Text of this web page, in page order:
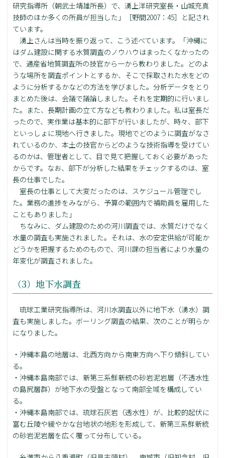
研究指導所（朝武士靖雄所長）で、湧上洋研究室長・山城充真
技師のほか多くの所員が担当した」［野間2007：45］と記され
ています。
湧上さんは当時を振り返って、こう述べています。「沖縄に
はダム建設に関する水質調査のノウハウはまったくなかったの
で、通産省地質調査所の技官から一から教わりました。どのよ
うな場所を調査ポイントとするか、そこで採取された水をどの
ように分析するかなどの方法を学びました。分析データをとり
まとめた後は、会議で議論しました。それを定期的に行いまし
た。また、長期計画の立て方なども教わりました。私は室長だ
ったので、実作業は基本的に部下が行いましたが、時々、部下
といっしょに現地へ行きました。現地でどのように調査がなさ
れているのか、本土の技官からどのような技術指導を受けてい
るのかは、管理者として、目で見て把握しておく必要があった
からです。なお、部下が分析した結果をチェックするのは、室
長の仕事でした。
室長の仕事として大変だったのは、スケジュール管理でし
た。業務の進捗をみながら、予算の範囲内で補助員を雇用した
こともありました」
ちなみに、ダム建設のための河川調査では、水質だけでなく
水量の調査も実施されました。それは、水の安定供給が可能か
どうかを把握するためのもので、河川課の担当者により水量の
年変化が調査されました。
（3）地下水調査
琉球工業研究指導所は、河川水調査以外に地下水（湧水）調
査も実施しました。ボーリング調査の結果、次のことが明らか
になりました。
・沖縄本島の地層は、北西方向から南東方向へ下り傾斜してい
る。
・沖縄本島南部では、新第三系鮮新統の砂岩泥岩層（不透水性
の島尻層群）が地下水の受盤となって南部全域を構成してい
る。
・沖縄本島南部では、琉球石灰岩（透水性）が、比較的起伏に
富む丘陵や緩やかな台地状の地形を形成して、新第三系鮮新統
の砂岩泥岩層を広く覆って分布している。